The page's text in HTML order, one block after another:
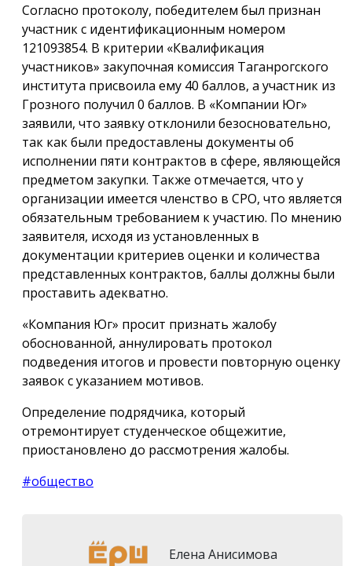
Согласно протоколу, победителем был признан
участник с идентификационным номером
121093854. В критерии «Квалификация
участников» закупочная комиссия Таганрогского
института присвоила ему 40 баллов, а участник из
Грозного получил 0 баллов. В «Компании Юг»
заявили, что заявку отклонили безосновательно,
так как были предоставлены документы об
исполнении пяти контрактов в сфере, являющейся
предметом закупки. Также отмечается, что у
организации имеется членство в СРО, что является
обязательным требованием к участию. По мнению
заявителя, исходя из установленных в
документации критериев оценки и количества
представленных контрактов, баллы должны были
проставить адекватно.
«Компания Юг» просит признать жалобу
обоснованной, аннулировать протокол
подведения итогов и провести повторную оценку
заявок с указанием мотивов.
Определение подрядчика, который
отремонтирует студенческое общежитие,
приостановлено до рассмотрения жалобы.
#общество
Елена Анисимова